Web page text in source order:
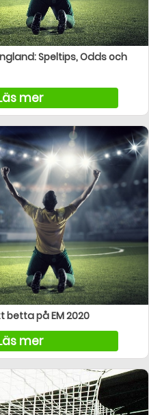
Speltips, Odds och
mer
betta på EM 2020
mer